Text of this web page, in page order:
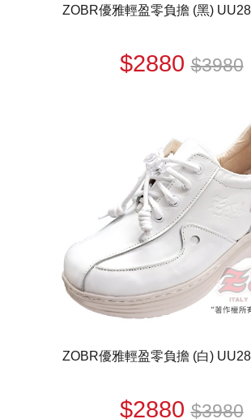
ZOBR優雅輕盈零負擔 (黑)
$2880$3980
ZOBR優雅輕盈零負擔 (白)
$2880$3980